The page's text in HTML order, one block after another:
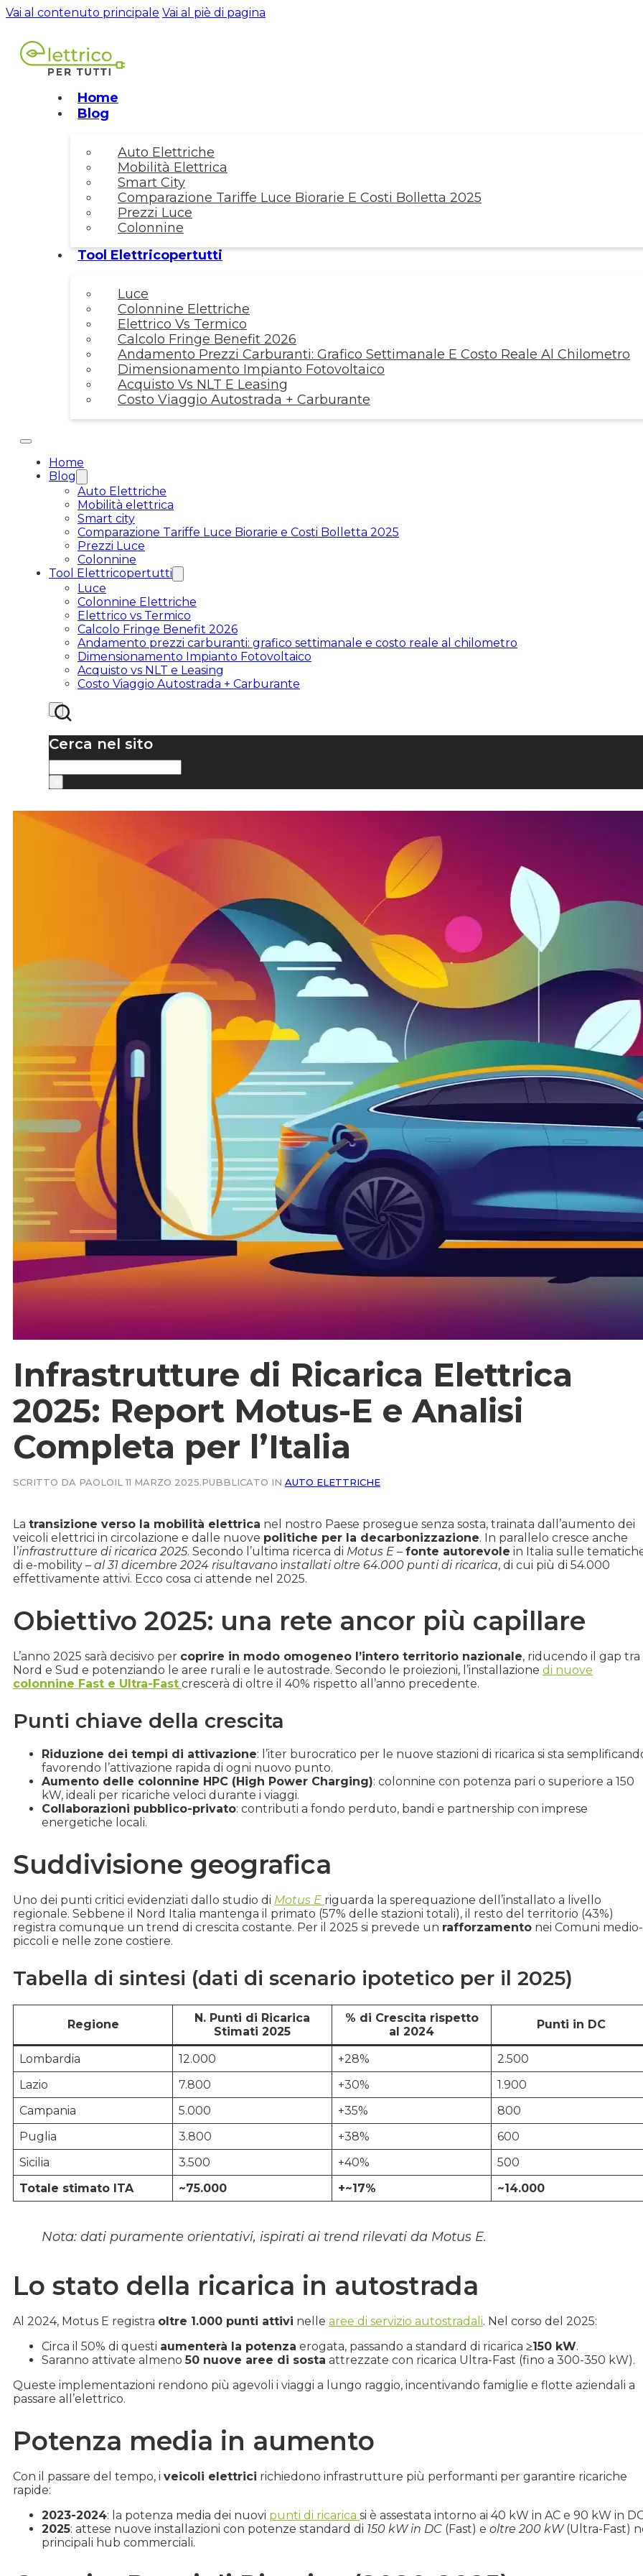
Vai al contenuto principale Vai al piè di pagina
Home
Blog
Auto Elettriche
Mobilità Elettrica
Smart City
Comparazione Tariffe Luce Biorarie E Costi Bolletta 2025
Prezzi Luce
Colonnine
Tool Elettricopertutti
Luce
Colonnine Elettriche
Elettrico Vs Termico
Calcolo Fringe Benefit 2026
Andamento Prezzi Carburanti: Grafico Settimanale E Costo Reale Al Chilometro
Dimensionamento Impianto Fotovoltaico
Acquisto Vs NLT E Leasing
Costo Viaggio Autostrada + Carburante
Home
Blog
Auto Elettriche
Mobilità elettrica
Smart city
Comparazione Tariffe Luce Biorarie e Costi Bolletta 2025
Prezzi Luce
Colonnine
Tool Elettricopertutti
Luce
Colonnine Elettriche
Elettrico vs Termico
Calcolo Fringe Benefit 2026
Andamento prezzi carburanti: grafico settimanale e costo reale al chilometro
Dimensionamento Impianto Fotovoltaico
Acquisto vs NLT e Leasing
Costo Viaggio Autostrada + Carburante
Cerca nel sito
Infrastrutture di Ricarica Elettrica
2025: Report Motus-E e Analisi
Completa per l’Italia
SCRITTO DA PAOLOIL 11 MARZO 2025.PUBBLICATO IN AUTO ELETTRICHE
La transizione verso la mobilità elettrica nel nostro Paese prosegue senza sosta, trainata dall’aumento dei
veicoli elettrici in circolazione e dalle nuove politiche per la decarbonizzazione. In parallelo cresce anche
l’infrastrutture di ricarica 2025. Secondo l’ultima ricerca di Motus E – fonte autorevole in Italia sulle
di e-mobility – al 31 dicembre 2024 risultavano installati oltre 64.000 punti di ricarica, di cui più di 54.000
effettivamente attivi. Ecco cosa ci attende nel 2025.
Obiettivo 2025: una rete ancor più capillare
L’anno 2025 sarà decisivo per coprire in modo omogeneo l’intero territorio nazionale, riducendo il gap tra
Nord e Sud e potenziando le aree rurali e le autostrade. Secondo le proiezioni, l’installazione di nuove
colonnine Fast e Ultra-Fast crescerà di oltre il 40% rispetto all’anno precedente.
Punti chiave della crescita
Riduzione dei tempi di attivazione: l’iter burocratico per le nuove stazioni di ricarica si sta
favorendo l’attivazione rapida di ogni nuovo punto.
Aumento delle colonnine HPC (High Power Charging): colonnine con potenza pari o superiore a 150
kW, ideali per ricariche veloci durante i viaggi.
Collaborazioni pubblico-privato: contributi a fondo perduto, bandi e partnership con imprese
energetiche locali.
Suddivisione geografica
Uno dei punti critici evidenziati dallo studio di Motus E riguarda la sperequazione dell’installato a livello
regionale. Sebbene il Nord Italia mantenga il primato (57% delle stazioni totali), il resto del territorio (43%)
registra comunque un trend di crescita costante. Per il 2025 si prevede un rafforzamento nei Comuni medio-
piccoli e nelle zone costiere.
Tabella di sintesi (dati di scenario ipotetico per il 2025)
Regione
N. Punti di Ricarica
Stimati 2025
% di Crescita rispetto
al 2024
Punti in DC
Lombardia 12.000 +28%
2.500
Lazio
7.800 +30%
1.900
Campania
5.000 +35%
800
Puglia
3.800 +38%
600
Sicilia
3.500 +40%
500
Totale stimato ITA
~75.000 +~17% ~14.000
Nota: dati puramente orientativi, ispirati ai trend rilevati da Motus E.
Lo stato della ricarica in autostrada
Al 2024, Motus E registra oltre 1.000 punti attivi nelle aree di servizio autostradali. Nel corso del 2025:
Circa il 50% di questi aumenterà la potenza erogata, passando a standard di ricarica ≥150 kW.
Saranno attivate almeno50 nuove aree di sosta attrezzate con ricarica Ultra-Fast (fino a 300-350 kW).
Queste implementazioni rendono più agevoli i viaggi a lungo raggio, incentivando famiglie e flotte aziendali a
passare all’elettrico.
Potenza media in aumento
Con il passare del tempo, i veicoli elettrici richiedono infrastrutture più performanti per garantire ricariche
rapide:
2023-2024: la potenza media dei nuovi punti di ricarica si è assestata intorno ai 40 kW in AC e 90 kW in
2025: attese nuove installazioni con potenze standard di 150 kW in DC (Fast) e oltre 200 kW(Ultra-Fast)
principali hub commerciali.